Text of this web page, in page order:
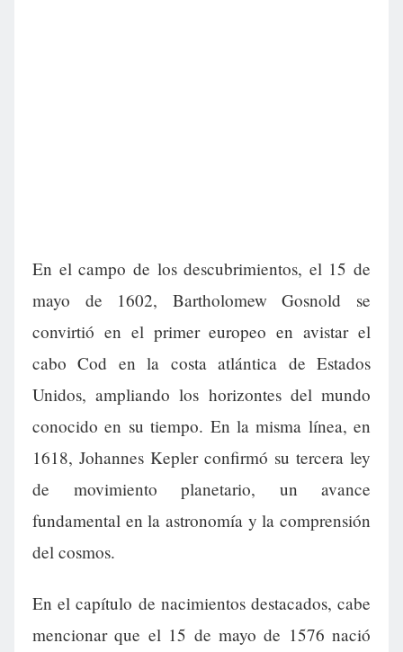
En el campo de los descubrimientos, el 15 de
mayo de 1602, Bartholomew Gosnold se
convirtió en el primer europeo en avistar el
cabo Cod en la costa atlántica de Estados
Unidos, ampliando los horizontes del mundo
conocido en su tiempo. En la misma línea, en
1618, Johannes Kepler confirmó su tercera ley
de movimiento planetario, un avance
fundamental en la astronomía y la comprensión
del cosmos.
En el capítulo de nacimientos destacados, cabe
mencionar que el 15 de mayo de 1576 nació